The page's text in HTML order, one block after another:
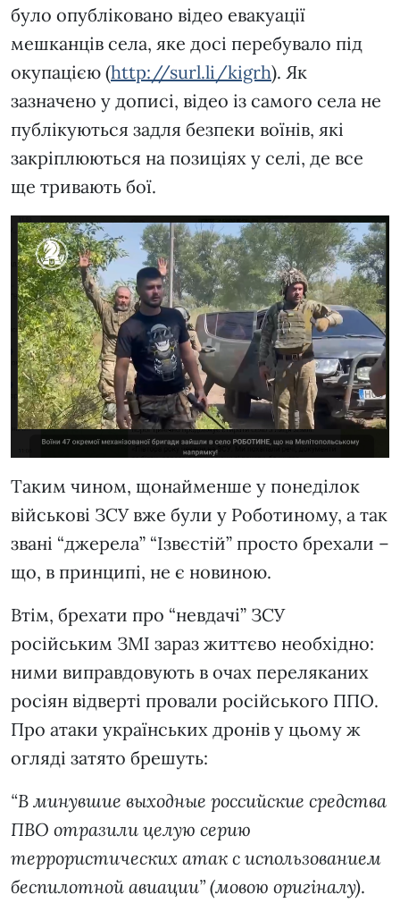
було опубліковано відео евакуації
мешканців села, яке досі перебувало під
окупацією (http://surl.li/kigrh). Як
зазначено у дописі, відео із самого села не
публікуються задля безпеки воїнів, які
закріплюються на позиціях у селі, де все
ще тривають бої.
Таким чином, щонайменше у понеділок
військові ЗСУ вже були у Роботиному, а так
звані “джерела” “Ізвєстій” просто брехали –
що, в принципі, не є новиною.
Втім, брехати про “невдачі” ЗСУ
російським ЗМІ зараз життєво необхідно:
ними виправдовують в очах переляканих
росіян відверті провали російського ППО.
Про атаки українських дронів у цьому ж
огляді затято брешуть:
“В минувшие выходные российские средства
ПВО отразили целую серию
террористических атак с использованием
беспилотной авиации” (мовою оригіналу).